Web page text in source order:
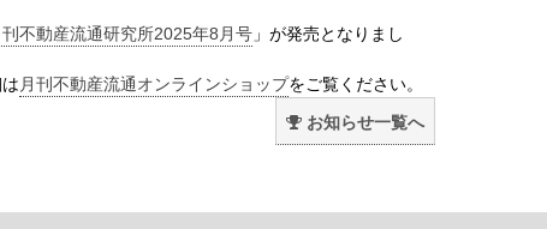
刊不動産流通研究所2025年8月号 」が発売となりまし
月刊不動産流通オンラインショップをご覧ください。
お知らせ一覧へ